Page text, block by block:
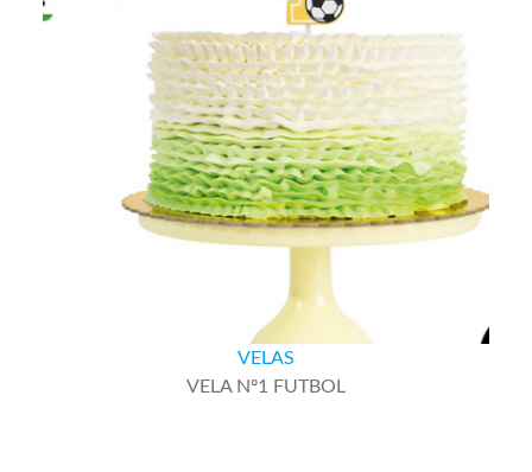
VELAS
VELA Nº1 FUTBOL